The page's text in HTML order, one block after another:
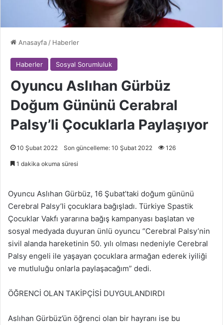
Anasayfa / Haberler
Haberler Sosyal Sorumluluk
Oyuncu Aslıhan Gürbüz
Doğum Gününü Cerabral
Palsy’li Çocuklarla Paylaşıyor
10 Şubat 2022 Son güncelleme: 10 Şubat 2022 126
1 dakika okuma süresi
Oyuncu Aslıhan Gürbüz, 16 Şubat’taki doğum gününü
Cerebral Palsy’li çocuklara bağışladı. Türkiye Spastik
Çocuklar Vakfı yararına bağış kampanyası başlatan ve
sosyal medyada duyuran ünlü oyuncu “Cerebral Palsy’nin
sivil alanda hareketinin 50. yılı olması nedeniyle Cerebral
Palsy engeli ile yaşayan çocuklara armağan ederek iyiliği
ve mutluluğu onlarla paylaşacağım” dedi.
ÖĞRENCİ OLAN TAKİPÇİSİ DUYGULANDIRDI
Aslıhan Gürbüz’ün öğrenci olan bir hayranı ise bu